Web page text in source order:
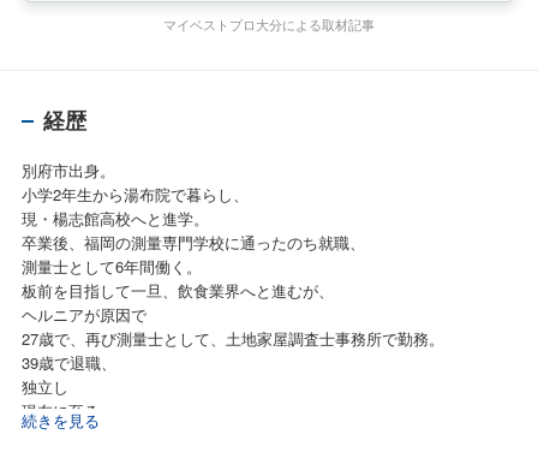
マイベストプロ大分による取材記事
経歴
別府市出身。
小学2年生から湯布院で暮らし、
現・楊志館高校へと進学。
卒業後、福岡の測量専門学校に通ったのち就職、
測量士として6年間働く。
板前を目指して一旦、飲食業界へと進むが、
ヘルニアが原因で
27歳で、再び測量士として、土地家屋調査士事務所で勤務。
39歳で退職、
独立し
現在に至る。
続きを見る